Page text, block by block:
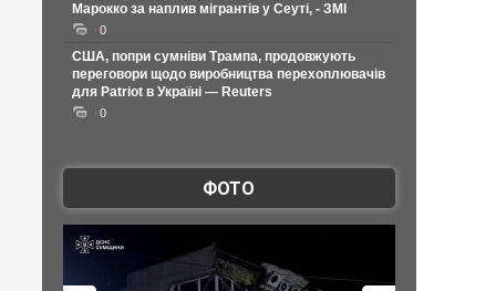
Марокко за наплив мігрантів у Сеуті, - ЗМІ
0
США, попри сумніви Трампа, продовжують
переговори щодо виробництва перехоплювачів
для Patriot в Україні — Reuters
0
ФОТО